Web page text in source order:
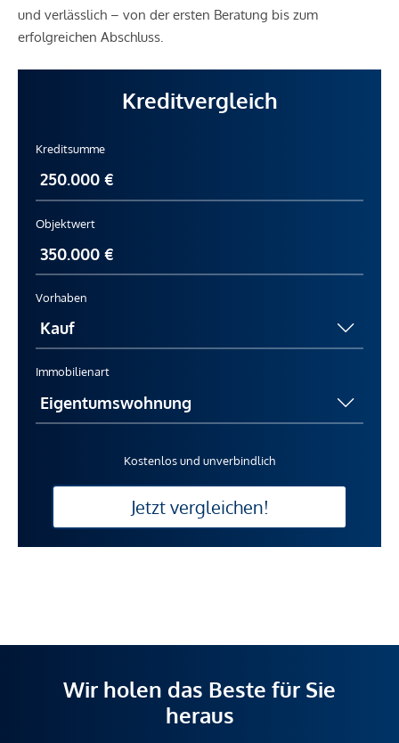
und verlässlich – von der ersten Beratung bis zum
erfolgreichen Abschluss.
Kreditvergleich
Kreditsumme
Objektwert
Vorhaben
Immobilienart
Kostenlos und unverbindlich
Jetzt vergleichen!
Wir holen das Beste für Sie
heraus